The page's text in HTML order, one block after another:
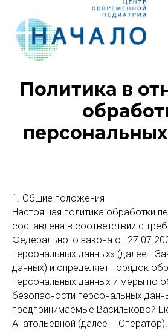
Политика в
1. Общие положения
Настоящая политика обработки
составлена в соответствии с
Федерального закона от
персональных данных» (далее -
данных) и определяет порядок
персональных данных и меры по
безопасности персональных
предпринимаемые Васильковой
Анатольевной (далее – Оператор).